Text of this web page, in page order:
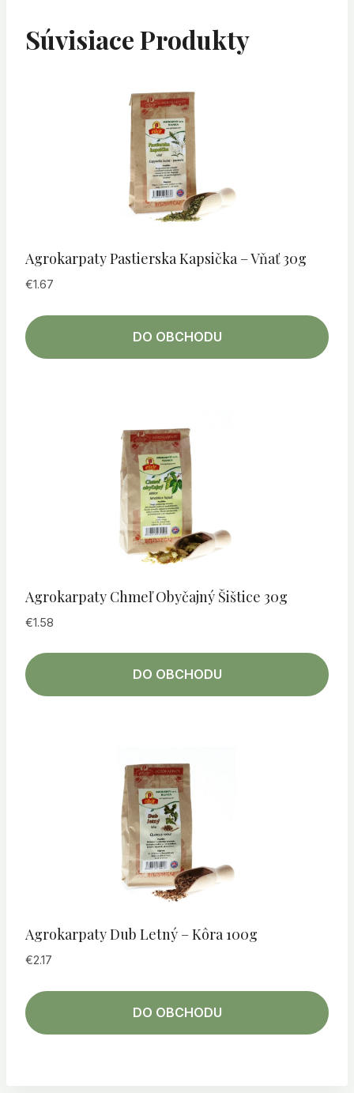
Súvisiace Produkty
Agrokarpaty Pastierska Kapsička – Vňať 30g
€1.67
DO OBCHODU
Agrokarpaty Chmeľ Obyčajný Šištice 30g
€1.58
DO OBCHODU
Agrokarpaty Dub Letný – Kôra 100g
€2.17
DO OBCHODU